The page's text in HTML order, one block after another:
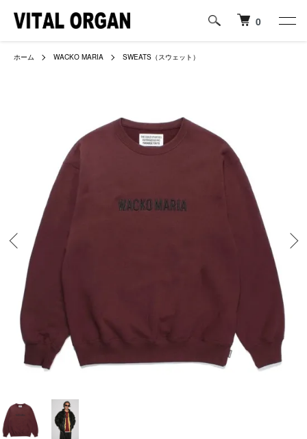
0
ホーム WACKO MARIA SWEATS（スウェット）